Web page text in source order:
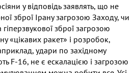
у відповідь заявлять, що не
зброї Ірану загрозою Заходу, чи
зброї загрозою
«цікавих ракет» і розробок,
удари по західному
F-16, не є ескалацією і загрозою